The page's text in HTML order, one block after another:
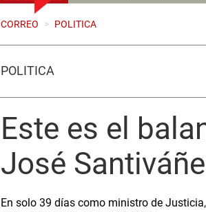
CORREO > POLITICA
POLÍTICA
Este es el
José
En solo 39 días como ministro de